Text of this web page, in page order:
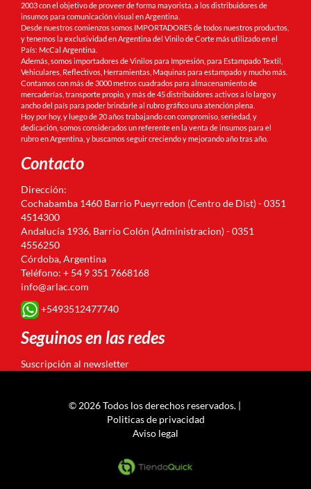
2003 con el objetivo de proveer de forma mayorista, a los distribuidores de
insumos para comunicación visual en Argentina.
Desde nuestros comienzos somos IMPORTADORES de todos nuestros productos,
y tenemos la exclusividad en Argentina del Vinilo de Corte más utilizado en el
País: McCal Argentina.
Además, somos importadores de Vinilos para Impresión, para Estampado Textil,
Vehiculares, Reflectivos, Herramientas, Maquinas para estampado y mucho más.
Contamos con más de 3000 metros cuadrados para almacenamiento de
mercaderías, transporte propio, y más de 45 distribuidores activos a lo largo y
ancho del país para poder brindarle al rubro gráfico una atención plena.
Hoy por hoy, y luego de 20 años trabajando con compromiso, seriedad, y
dedicación, somos considerados un referente en la venta de insumos para el
rubro en Argentina, y buscamos seguir creciendo y mejorando año tras año.
Contacto
Dirección:
Cochabamba 1460 Barrio Pueyrredon (Centro de Dist) - 0351
4514300
Andalucía 1936, Barrio Colón (Administracion) - 0351
4556250
Córdoba, Argentina
Teléfono: + 54 9 351 7668168
info@arlac.com
+5493512477740
Seguinos en las redes
Suscripción al newsletter
© 2026 Todos los derechos reservados. |
Politicas de privacidad
Aviso legal